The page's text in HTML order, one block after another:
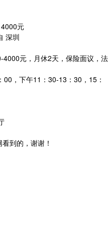
元
深圳
元，月休2天，保险面议，法
，下午11：30-13：30，15：
到的，谢谢！